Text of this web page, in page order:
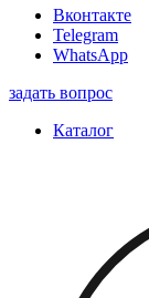
Вконтакте
Telegram
WhatsApp
задать вопрос
Каталог